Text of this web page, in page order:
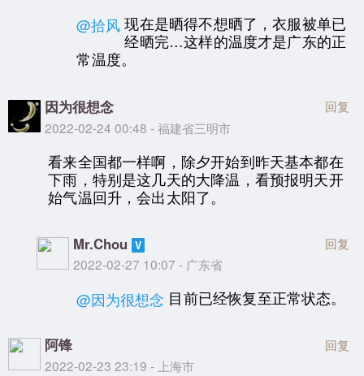
@拾风 现在是晒得不想晒了，衣服被单已
经晒完…这样的温度才是广东的正
常温度。
因为很想念
2022-02-24 00:48 - 福建省三明市
回复
看来全国都一样啊，除夕开始到昨天基本都在
下雨，特别是这几天的大降温，看预报明天开
始气温回升，会出太阳了。
Mr.Chou
2022-02-27 10:07 - 广东省
回复
@因为很想念 目前已经恢复至正常状态。
阿锋
2022-02-23 23:19 - 上海市
回复